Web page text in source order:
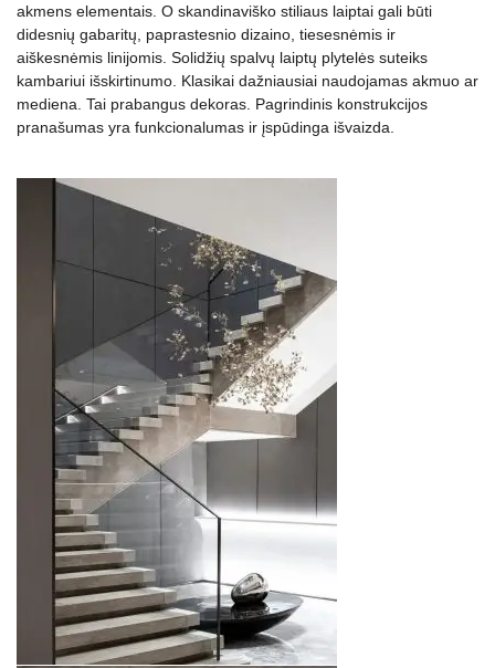
akmens elementais. O skandinaviško stiliaus laiptai gali būti
didesnių gabaritų, paprastesnio dizaino, tiesesnėmis ir
aiškesnėmis linijomis. Solidžių spalvų laiptų plytelės suteiks
kambariui išskirtinumo. Klasikai dažniausiai naudojamas akmuo ar
mediena. Tai prabangus dekoras. Pagrindinis konstrukcijos
pranašumas yra funkcionalumas ir įspūdinga išvaizda.